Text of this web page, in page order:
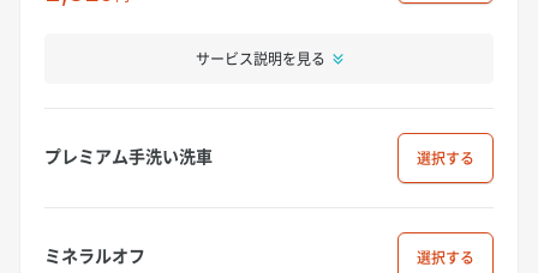
サービス説明を見る
プレミアム手洗い洗車 選択
ミネラルオフ 選択